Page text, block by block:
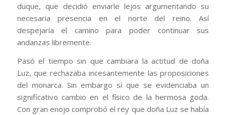
duque, que decidió enviarle lejos argumentando su
necesaria presencia en el norte del reino. Así
despejaría el camino para poder continuar sus
andanzas libremente.
Pasó el tiempo sin que cambiara la actitud de doña
Luz, que rechazaba incesantemente las proposiciones
del monarca. Sin embargo sí que se evidenciaba un
significativo cambio en el físico de la hermosa goda.
Con gran enojo comprobó el rey que doña Luz se había